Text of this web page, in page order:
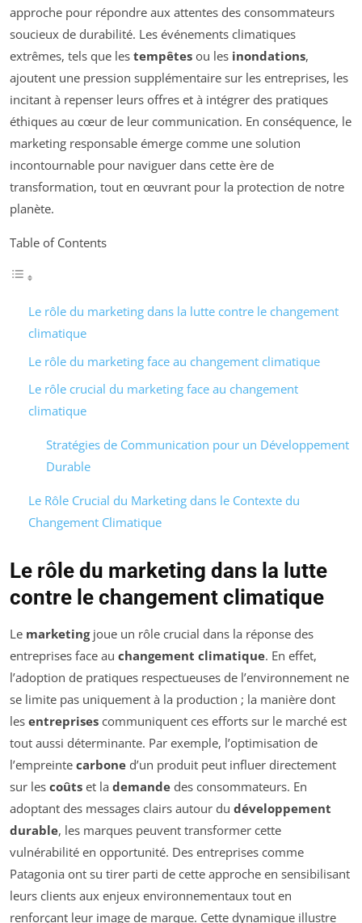
approche pour répondre aux attentes des consommateurs
soucieux de durabilité. Les événements climatiques
extrêmes, tels que les tempêtes ou les inondations,
ajoutent une pression supplémentaire sur les entreprises, les
incitant à repenser leurs offres et à intégrer des pratiques
éthiques au cœur de leur communication. En conséquence, le
marketing responsable émerge comme une solution
incontournable pour naviguer dans cette ère de
transformation, tout en œuvrant pour la protection de notre
planète.
Table of Contents
Le rôle du marketing dans la lutte contre le changement
climatique
Le rôle du marketing face au changement climatique
Le rôle crucial du marketing face au changement
climatique
Stratégies de Communication pour un Développement
Durable
Le Rôle Crucial du Marketing dans le Contexte du
Changement Climatique
Le rôle du marketing dans la lutte
contre le changement climatique
Le marketingjoue un rôle crucial dans la réponse des
entreprises face au changement climatique. En effet,
l’adoption de pratiques respectueuses de l’environnement ne
se limite pas uniquement à la production ; la manière dont
les entreprises communiquent ces efforts sur le marché est
tout aussi déterminante. Par exemple, l’optimisation de
l’empreinte carbone d’un produit peut influer directement
sur les coûts et la demande des consommateurs. En
adoptant des messages clairs autour du développement
durable, les marques peuvent transformer cette
vulnérabilité en opportunité. Des entreprises comme
Patagonia ont su tirer parti de cette approche en sensibilisant
leurs clients aux enjeux environnementaux tout en
renforçant leur image de marque. Cette dynamique illustre